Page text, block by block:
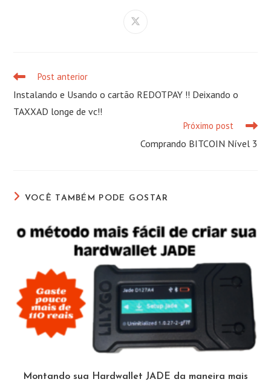
Abre
Leia
artigos
Post anterior
Instalando e Usando o cartão REDOTPAY !! Deixando o
TAXXAD longe de vc!!
Próximo post
Comprando BITCOIN Nível 3
VOCÊ TAMBÉM PODE GOSTAR
Montando sua Hardwallet JADE da maneira mais